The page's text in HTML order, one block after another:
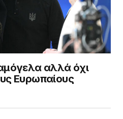
αλλά όχι
Ευρωπαίους